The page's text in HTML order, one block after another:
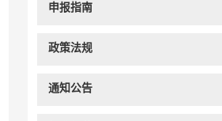
申报指南
政策法规
通知公告